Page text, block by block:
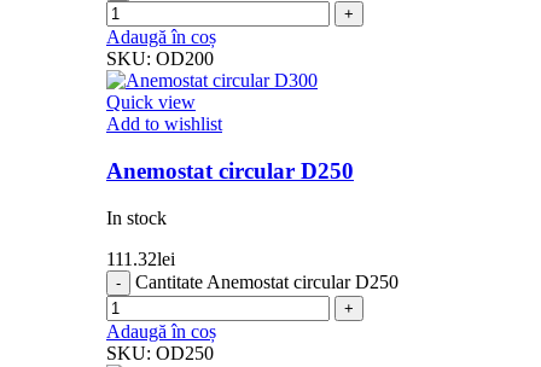
Adaugă în coș
SKU: OD200
Quick view
Add to wishlist
Anemostat circular D250
In stock
111.32lei
Cantitate Anemostat circular D250
Adaugă în coș
SKU: OD250